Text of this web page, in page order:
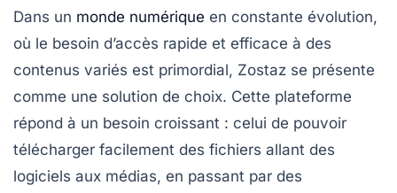
Dans un monde numérique en constante évolution,
où le besoin d’accès rapide et efficace à des
contenus variés est primordial, Zostaz se présente
comme une solution de choix. Cette plateforme
répond à un besoin croissant : celui de pouvoir
télécharger facilement des fichiers allant des
logiciels aux médias, en passant par des